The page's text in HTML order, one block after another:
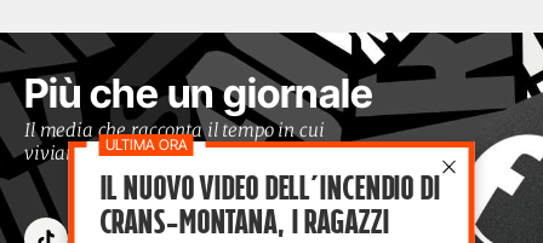
Più che un giornale
Il media che racconta il tempo in cui
viviamo con occhi moderni
Il nuovo video dell’incendio di
Crans-Montana, i ragazzi